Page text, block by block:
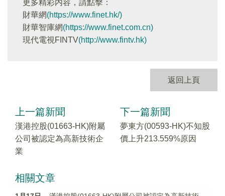
更多精彩内容，請點擊：
財華網(https://www.finet.hk/)
財華智庫網(https://www.finet.com.cn)
現代電視FINTV(http://www.fintv.hk)
返回上頁
上一篇新聞
漢港控股(01663-HK)附屬
公司被認定為高新技術企
業
下一篇新聞
夢東方(00593-HK)不知股
價上升213.559%原因
相關文章